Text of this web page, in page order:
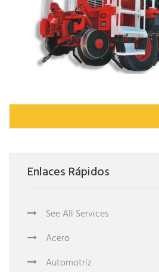
Enlaces Rápidos
See All Services
Acero
Automotríz